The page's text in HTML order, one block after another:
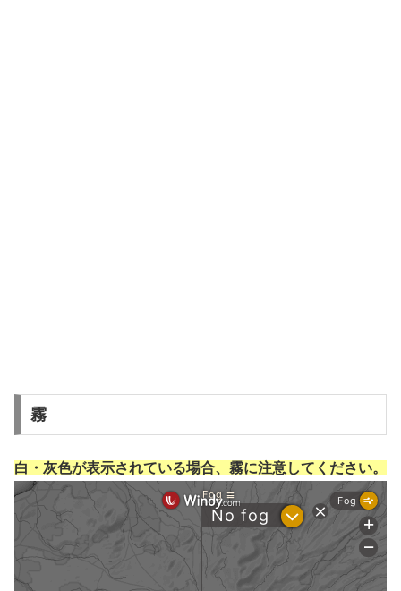
霧
白・灰色が表示されている場合、霧に注意してください。